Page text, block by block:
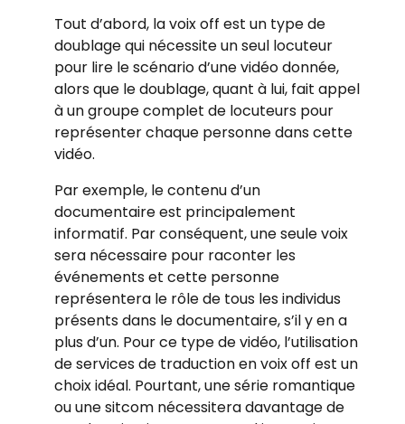
Tout d’abord, la voix off est un type de
doublage qui nécessite un seul locuteur
pour lire le scénario d’une vidéo donnée,
alors que le doublage, quant à lui, fait appel
à un groupe complet de locuteurs pour
représenter chaque personne dans cette
vidéo.
Par exemple, le contenu d’un
documentaire est principalement
informatif. Par conséquent, une seule voix
sera nécessaire pour raconter les
événements et cette personne
représentera le rôle de tous les individus
présents dans le documentaire, s’il y en a
plus d’un. Pour ce type de vidéo, l’utilisation
de services de traduction en voix off est un
choix idéal. Pourtant, une série romantique
ou une sitcom nécessitera davantage de